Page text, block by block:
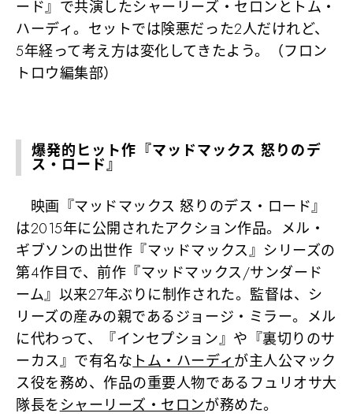
ード』で共演したシャーリーズ・セロンとトム・
ハーディ。セットでは険悪だった2人だけれど、
5年経って考え方は変化してきたよう。（フロン
トロウ編集部）
爆発的ヒット作『マッドマックス 怒りのデ
ス・ロード』
映画『マッドマックス 怒りのデス・ロード』
は2015年に公開されたアクション作品。メル・
ギブソンの出世作『マッドマックス』シリーズの
第4作目で、前作『マッドマックス/サンダード
ーム』以来27年ぶりに制作された。監督は、シ
リーズの産みの親であるジョージ・ミラー。メル
に代わって、『インセプション』や『裏切りのサ
ーカス』で有名なトム・ハーディが主人公マック
ス役を務め、作品の重要人物であるフュリオサ大
隊長をシャーリーズ・セロンが務めた。